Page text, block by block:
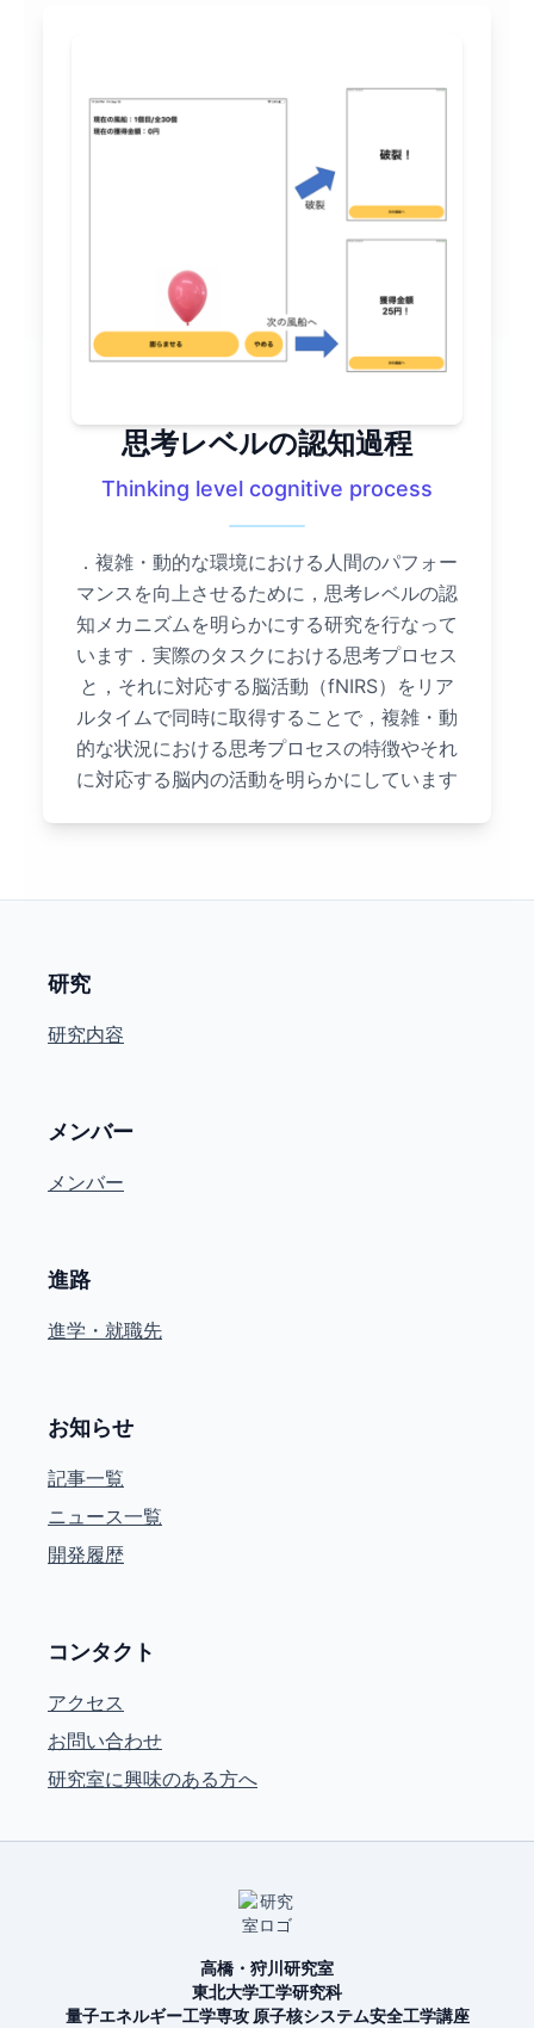
思考レベルの認知過程
Thinking level cognitive process
．複雑・動的な環境における人間のパフォー
マンスを向上させるために，思考レベルの認
知メカニズムを明らかにする研究を行なって
います．実際のタスクにおける思考プロセス
と，それに対応する脳活動（fNIRS）をリア
ルタイムで同時に取得することで，複雑・動
的な状況における思考プロセスの特徴やそれ
に対応する脳内の活動を明らかにしています
研究
研究内容
メンバー
メンバー
進路
進学・就職先
お知らせ
記事一覧
ニュース一覧
開発履歴
コンタクト
アクセス
お問い合わせ
研究室に興味のある方へ
高橋・狩川研究室
東北大学工学研究科
量子エネルギー工学専攻 原子核システム安全工学講座